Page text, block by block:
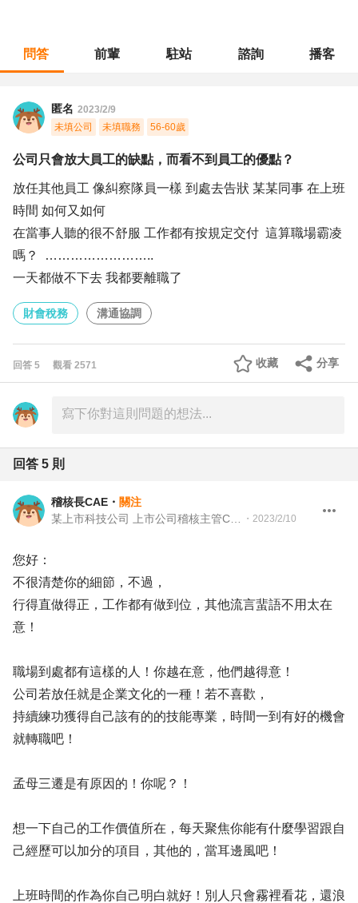
問答 前輩 駐站 諮詢 播客
匿名 2023/2/9
未填公司
未填職務 56-60歲
公司只會放大員工的缺點，而看不到員工的優點？
放任其他員工 像糾察隊員一樣 到處去告狀 某某同事 在上班
時間 如何又如何
在當事人聽的很不舒服 工作都有按規定交付 這算職場霸凌
嗎？ ……………………..
一天都做不下去 我都要離職了
財會稅務 溝通協調
回答 5 觀看 2571 分享
收藏
回答 5 則
稽核長CAE ・ 關注
・ 2023/2/10
您好：
不很清楚你的細節，不過，
行得直做得正，工作都有做到位，其他流言蜚語不用太在
意！
職場到處都有這樣的人！你越在意，他們越得意！
公司若放任就是企業文化的一種！若不喜歡，
持續練功獲得自己該有的的技能專業，時間一到有好的機會
就轉職吧！
孟母三遷是有原因的！你呢？！
想一下自己的工作價值所在，每天聚焦你能有什麼學習跟自
己經歷可以加分的項目，其他的，當耳邊風吧！
上班時間的作為你自己明白就好！別人只會霧裡看花，還浪